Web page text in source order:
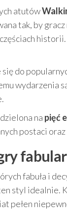
atutów
tak, by
się do
wydarzenia
na pięć
postaci
fabuła i
styl idealnie.
pełen